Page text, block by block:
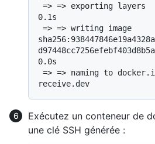
0.1s
0.0s
Exécutez un conteneur de
une clé SSH générée :